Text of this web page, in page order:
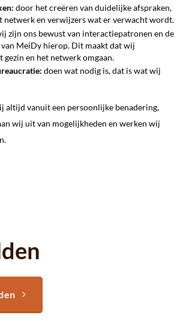
door het creëren van duidelijke afspraken,
netwerk en verwijzers wat er verwacht wordt.
zijn ons bewust van interactiepatronen en de
MeiDy hierop. Dit maakt dat wij
gezin en het netwerk omgaan.
doen wat nodig is, dat is wat wij
altijd vanuit een persoonlijke benadering,
wij uit van mogelijkheden en werken wij